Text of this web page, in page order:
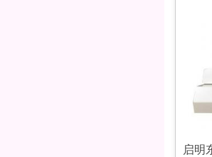
启明